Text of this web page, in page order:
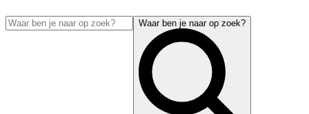
Waar ben je naar op zoek?